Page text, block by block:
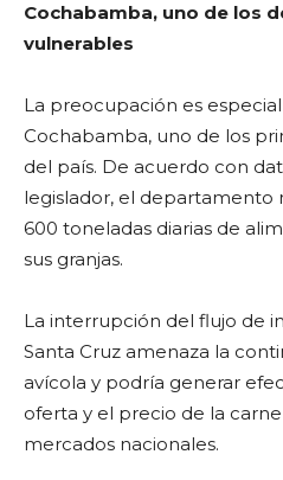
Cochabamba, uno de los
vulnerables
La preocupación es
Cochabamba, uno de los
del país. De acuerdo con
legislador, el departamento
600 toneladas diarias de
sus granjas.
La interrupción del flujo de
Santa Cruz amenaza la
avícola y podría generar
oferta y el precio de la
mercados nacionales.